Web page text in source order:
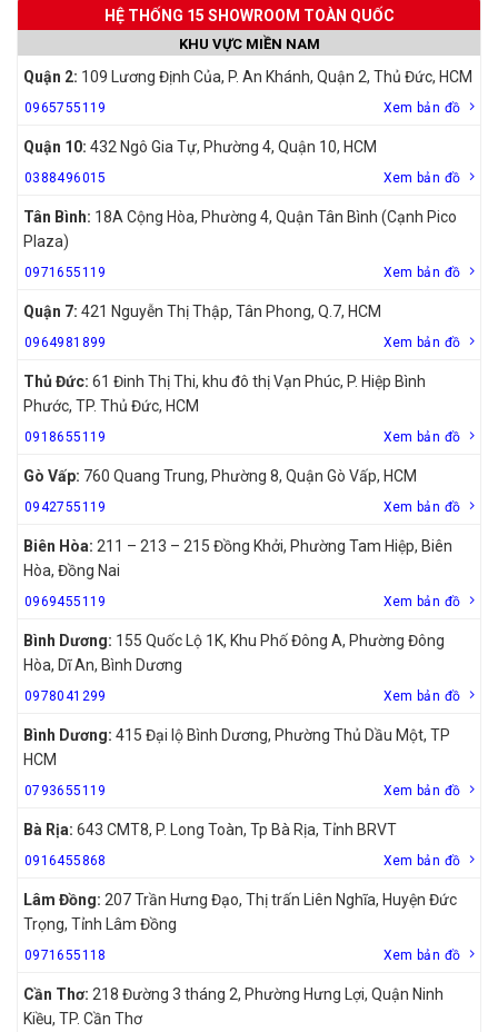
HỆ THỐNG 15 SHOWROOM TOÀN QUỐC
KHU VỰC MIỀN NAM
Quận 2: 109 Lương Định Của, P. An Khánh, Quận 2, Thủ Đức, HCM
0965755119 Xem bản đồ
Quận 10: 432 Ngô Gia Tự, Phường 4, Quận 10, HCM
0388496015 Xem bản đồ
Tân Bình: 18A Cộng Hòa, Phường 4, Quận Tân Bình (Cạnh Pico
Plaza)
0971655119 Xem bản đồ
Quận 7: 421 Nguyễn Thị Thập, Tân Phong, Q.7, HCM
0964981899 Xem bản đồ
Thủ Đức: 61 Đinh Thị Thi, khu đô thị Vạn Phúc, P. Hiệp Bình
Phước, TP. Thủ Đức, HCM
0918655119 Xem bản đồ
Gò Vấp: 760 Quang Trung, Phường 8, Quận Gò Vấp, HCM
0942755119 Xem bản đồ
Biên Hòa: 211 – 213 – 215 Đồng Khởi, Phường Tam Hiệp, Biên
Hòa, Đồng Nai
0969455119 Xem bản đồ
Bình Dương: 155 Quốc Lộ 1K, Khu Phố Đông A, Phường Đông
Hòa, Dĩ An, Bình Dương
0978041299 Xem bản đồ
Bình Dương: 415 Đại lộ Bình Dương, Phường Thủ Dầu Một, TP
HCM
0793655119 Xem bản đồ
Bà Rịa: 643 CMT8, P. Long Toàn, Tp Bà Rịa, Tỉnh BRVT
0916455868 Xem bản đồ
Lâm Đồng: 207 Trần Hưng Đạo, Thị trấn Liên Nghĩa, Huyện Đức
Trọng, Tỉnh Lâm Đồng
0971655118 Xem bản đồ
Cần Thơ: 218 Đường 3 tháng 2, Phường Hưng Lợi, Quận Ninh
Kiều, TP. Cần Thơ